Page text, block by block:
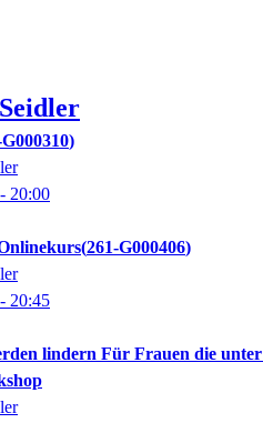
Seidler
- 20:00
261-G000406
- 20:45
lindern Für Frauen die